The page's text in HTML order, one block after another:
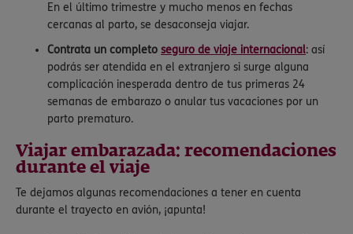
En el último trimestre y mucho menos en fechas
cercanas al parto, se desaconseja viajar.
Contrata un completo seguro de viaje internacional: así
podrás ser atendida en el extranjero si surge alguna
complicación inesperada dentro de tus primeras 24
semanas de embarazo o anular tus vacaciones por un
parto prematuro.
Viajar embarazada: recomendaciones
durante el viaje
Te dejamos algunas recomendaciones a tener en cuenta
durante el trayecto en avión, ¡apunta!